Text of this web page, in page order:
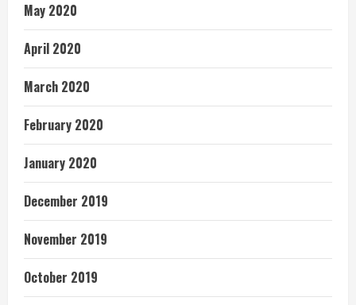
May 2020
April 2020
March 2020
February 2020
January 2020
December 2019
November 2019
October 2019